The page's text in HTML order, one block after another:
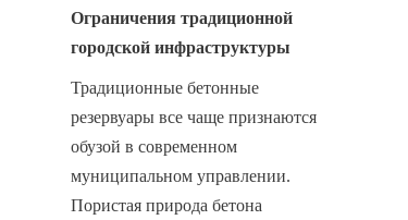
Ограничения традиционной
городской инфраструктуры
Традиционные бетонные
резервуары все чаще признаются
обузой в современном
муниципальном управлении.
Пористая природа бетона